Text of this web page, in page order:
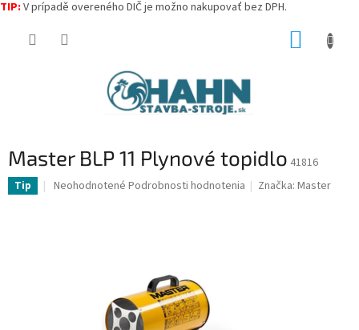
TIP: V prípadě overeného DIČ je možno nakupovať bez DPH.
Master BLP 11 Plynové topidlo 41816
Tip
Priemerné
Neohodnotené Podrobnosti hodnotenia Značka:Master